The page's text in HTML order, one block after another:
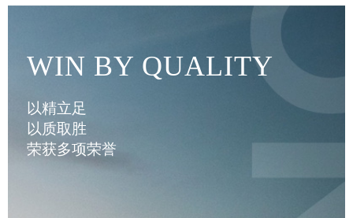
WIN BY QUALITY
以精立足
以质取胜
荣获多项荣誉